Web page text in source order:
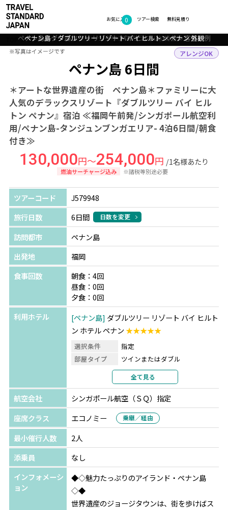
お気に入り
0 無料見積り
ツアー検索
TOP アジア マレーシア ペナン島 ツアー詳細
ペナン島 6日間
＊アートな世界遺産の街 ペナン島＊ファミリーに大
人気のデラックスリゾート『ダブルツリー バイ ヒル
トン ペナン』宿泊 ≪福岡午前発/シンガポール航空利
用/ペナン島-タンジュンブンガエリア- 4泊6日間/朝食
付き≫
アレンジOK
130,000円～254,000円 /1名様あたり
燃油サーチャージ込み ※諸税等別途必要
ペナン島：バトゥフェリンギビーチ
ペナン島：ジョージタウンのカラフルな街並み
ペナン島：ダブルツリー リゾート バイ ヒルトン ペナン 客室一例
ペナン島：ダブルツリー リゾート バイ ヒルトン ペナン 外観
フォトギャラリー
※写真はイメージです
※写真はイメージです
ツアーコード
J579948
旅行日数
6日間 日数を変更
訪問都市
ペナン島
出発地
福岡
食事回数
朝食：4回
昼食：0回
夕食：0回
利用ホテル
ペナン島 ダブルツリー リゾート バイ ヒルト
ン ホテル ペナン★★★★★
選択条件
指定
部屋タイプ
ツインまたはダブル
2名1室利用
部屋カテゴリ
指定なし
全て見る
航空会社
シンガポール航空（ＳＱ）指定
座席クラス
エコノミー 乗継／経由
最小催行人数
2人
添乗員
なし
インフォメーシ
ョン
◆◇魅力たっぷりのアイランド・ペナン島
◇◆
世界遺産のジョージタウンは、街を歩けばス